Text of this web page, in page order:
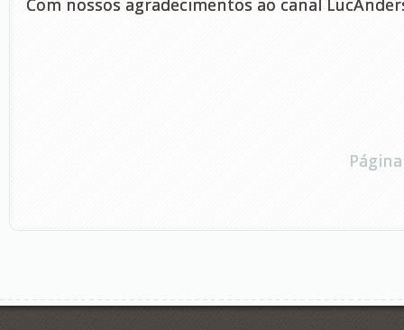
Com nossos agradecimentos ao canal